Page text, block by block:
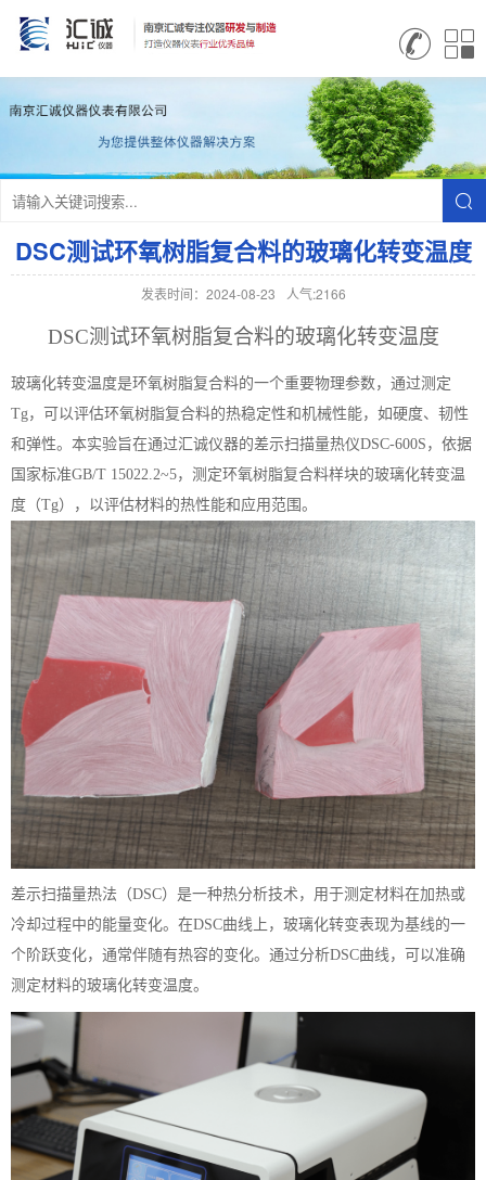
DSC测试环氧树脂复合料的玻璃化转变温度
发表时间：2024-08-23 人气:2166
DSC测试环氧树脂复合料的玻璃化转变温度
玻璃化转变温度是环氧树脂复合料的一个重要物理参数，通过测定
Tg，可以评估环氧树脂复合料的热稳定性和机械性能，如硬度、韧性
和弹性。本实验旨在通过汇诚仪器的差示扫描量热仪DSC-600S，依据
国家标准GB/T 15022.2~5，测定环氧树脂复合料样块的玻璃化转变温
度（Tg），以评估材料的热性能和应用范围。
差示扫描量热法（DSC）是一种热分析技术，用于测定材料在加热或
冷却过程中的能量变化。在DSC曲线上，玻璃化转变表现为基线的一
个阶跃变化，通常伴随有热容的变化。通过分析DSC曲线，可以准确
测定材料的玻璃化转变温度。